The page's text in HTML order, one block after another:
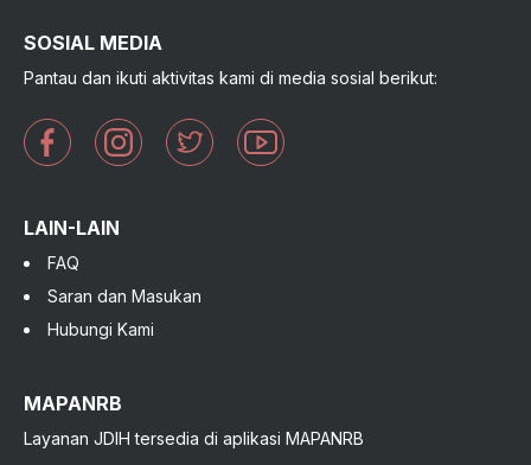
SOSIAL MEDIA
Pantau dan ikuti aktivitas kami di media sosial berikut:
LAIN-LAIN
FAQ
Saran dan Masukan
Hubungi Kami
MAPANRB
Layanan JDIH tersedia di aplikasi MAPANRB